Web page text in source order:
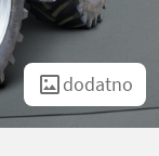
dodatno